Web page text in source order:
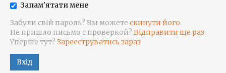
Запам'ятати мене
Забули свій пароль? Вы можете скинути його.
Не пришло письмо с проверкой? Відправити ще раз
Уперше тут? Зарееструватись зараз
Вхід